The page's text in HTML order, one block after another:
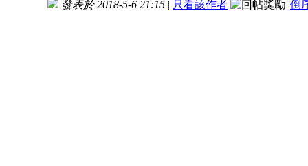
發表於 2018-5-6 21:15 | 只看該作者 |倒